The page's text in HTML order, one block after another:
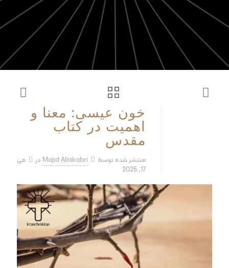
خون عیسی: معنا و
اهمیت در کتاب
مقدس
منتشر شده توسط Majid Aliakabri در
می
17, 2025